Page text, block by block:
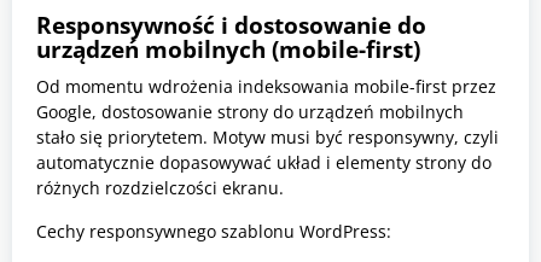
Responsywność i dostosowanie do
urządzeń mobilnych (mobile-first)
Od momentu wdrożenia indeksowania mobile-first przez
Google, dostosowanie strony do urządzeń mobilnych
stało się priorytetem. Motyw musi być responsywny, czyli
automatycznie dopasowywać układ i elementy strony do
różnych rozdzielczości ekranu.
Cechy responsywnego szablonu WordPress: